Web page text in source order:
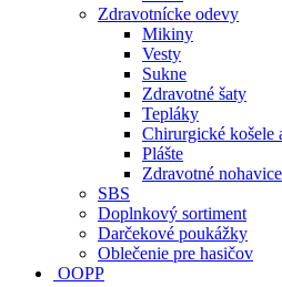
Zdravotnícke odevy
Mikiny
Vesty
Sukne
Zdravotné šaty
Tepláky
Chirurgické košele
Plášte
Zdravotné nohavice
SBS
Doplnkový sortiment
Darčekové poukážky
Oblečenie pre hasičov
OOPP